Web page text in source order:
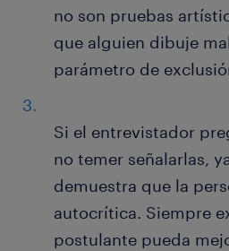
no son pruebas
que alguien dibuje
parámetro de
Si el entrevistador
no temer señalarlas,
demuestra que la
autocrítica. Siempre
postulante pueda